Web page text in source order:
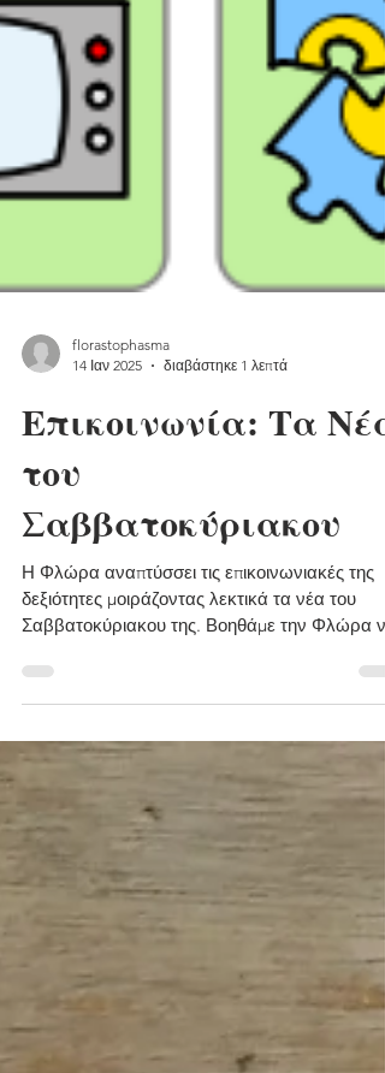
διαβάστηκε 1 λεπτά
Επικοινωνία: Τα Νέα
του
Σαββατοκύριακου
Η Φλώρα αναπτύσσει τις επικοινωνιακές της
δεξιότητες μοιράζοντας λεκτικά τα νέα του
Σαββατοκύριακου της. Βοηθάμε την Φλώρα να